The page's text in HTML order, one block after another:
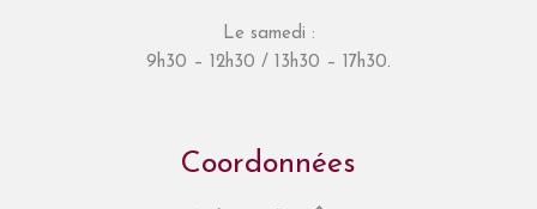
Le samedi :
9h30 – 12h30 / 13h30 – 17h30.
Coordonnées